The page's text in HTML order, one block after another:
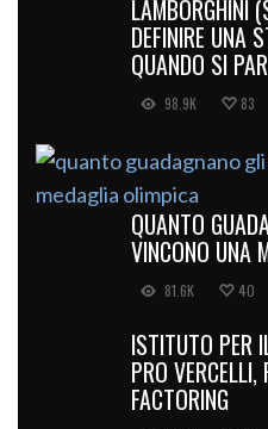
LAMBORGHINI
DEFINIRE UNA
QUANDO SI
98.9K 83
QUANTO
VINCONO UNA
81.6K 40
ISTITUTO PER
PRO
FACTORING